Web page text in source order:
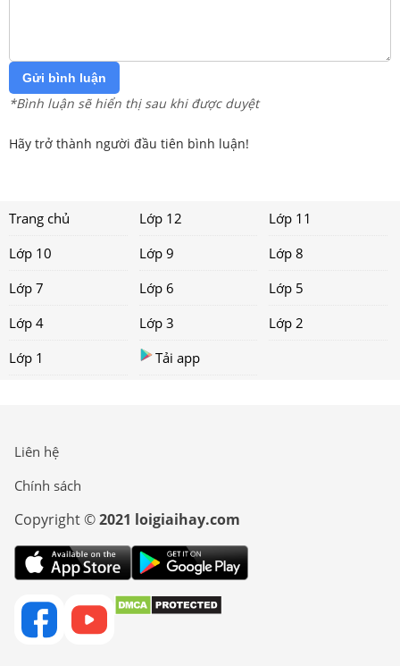
Gửi bình luận
*Bình luận sẽ hiển thị sau khi được duyệt
Hãy trở thành người đầu tiên bình luận!
Trang chủ Lớp 12
Lớp 11
Lớp 10
Lớp 9
Lớp 8
Lớp 7
Lớp 6
Lớp 5
Lớp 4
Lớp 3
Lớp 2
Lớp 1
Tải app
Liên hệ
Chính sách
Copyright ©2021 loigiaihay.com